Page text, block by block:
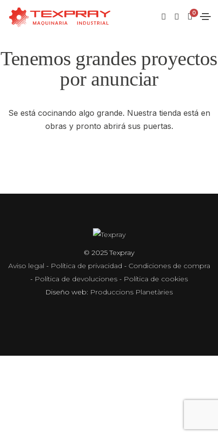
0
Tenemos grandes proyectos
por anunciar
Se está cocinando algo grande. Nuestra tienda está en
obras y pronto abrirá sus puertas.
© 2025 Texpray
Aviso legal - Política de privacidad - Condiciones de compra
- Política de devoluciones - Política de cookies
Diseño web: Produccions Planetàries